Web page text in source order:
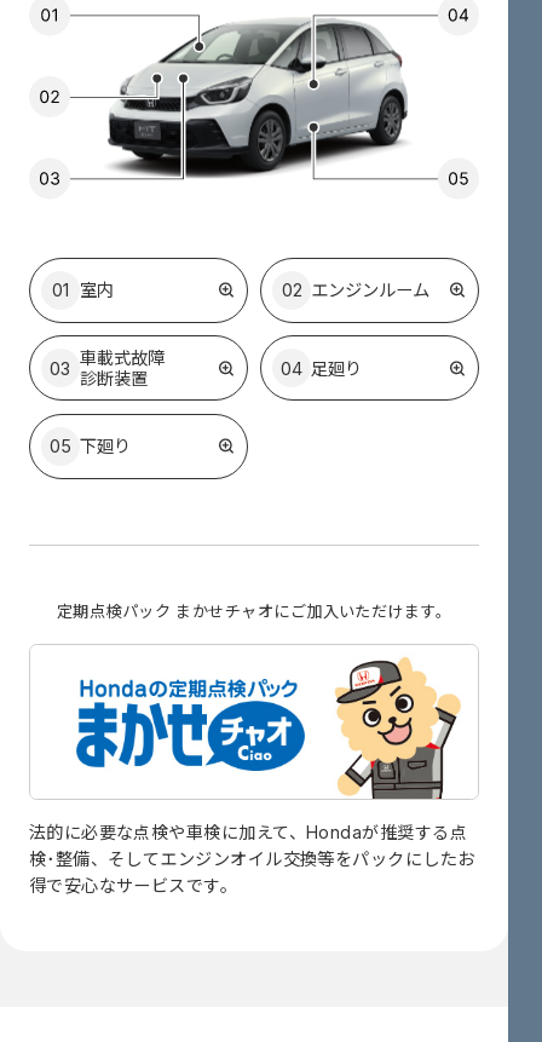
01 室内 02 エンジンルーム
03 車載式故障
診断装置
04 足廻り
05 下廻り
定期点検パック まかせチャオにご加入いただけます。
法的に必要な点検や車検に加えて、Hondaが推奨する点
検･整備、そしてエンジンオイル交換等をパックにしたお
得で安心なサービスです。